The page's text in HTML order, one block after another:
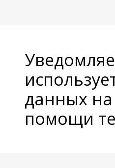
данных на
помощи